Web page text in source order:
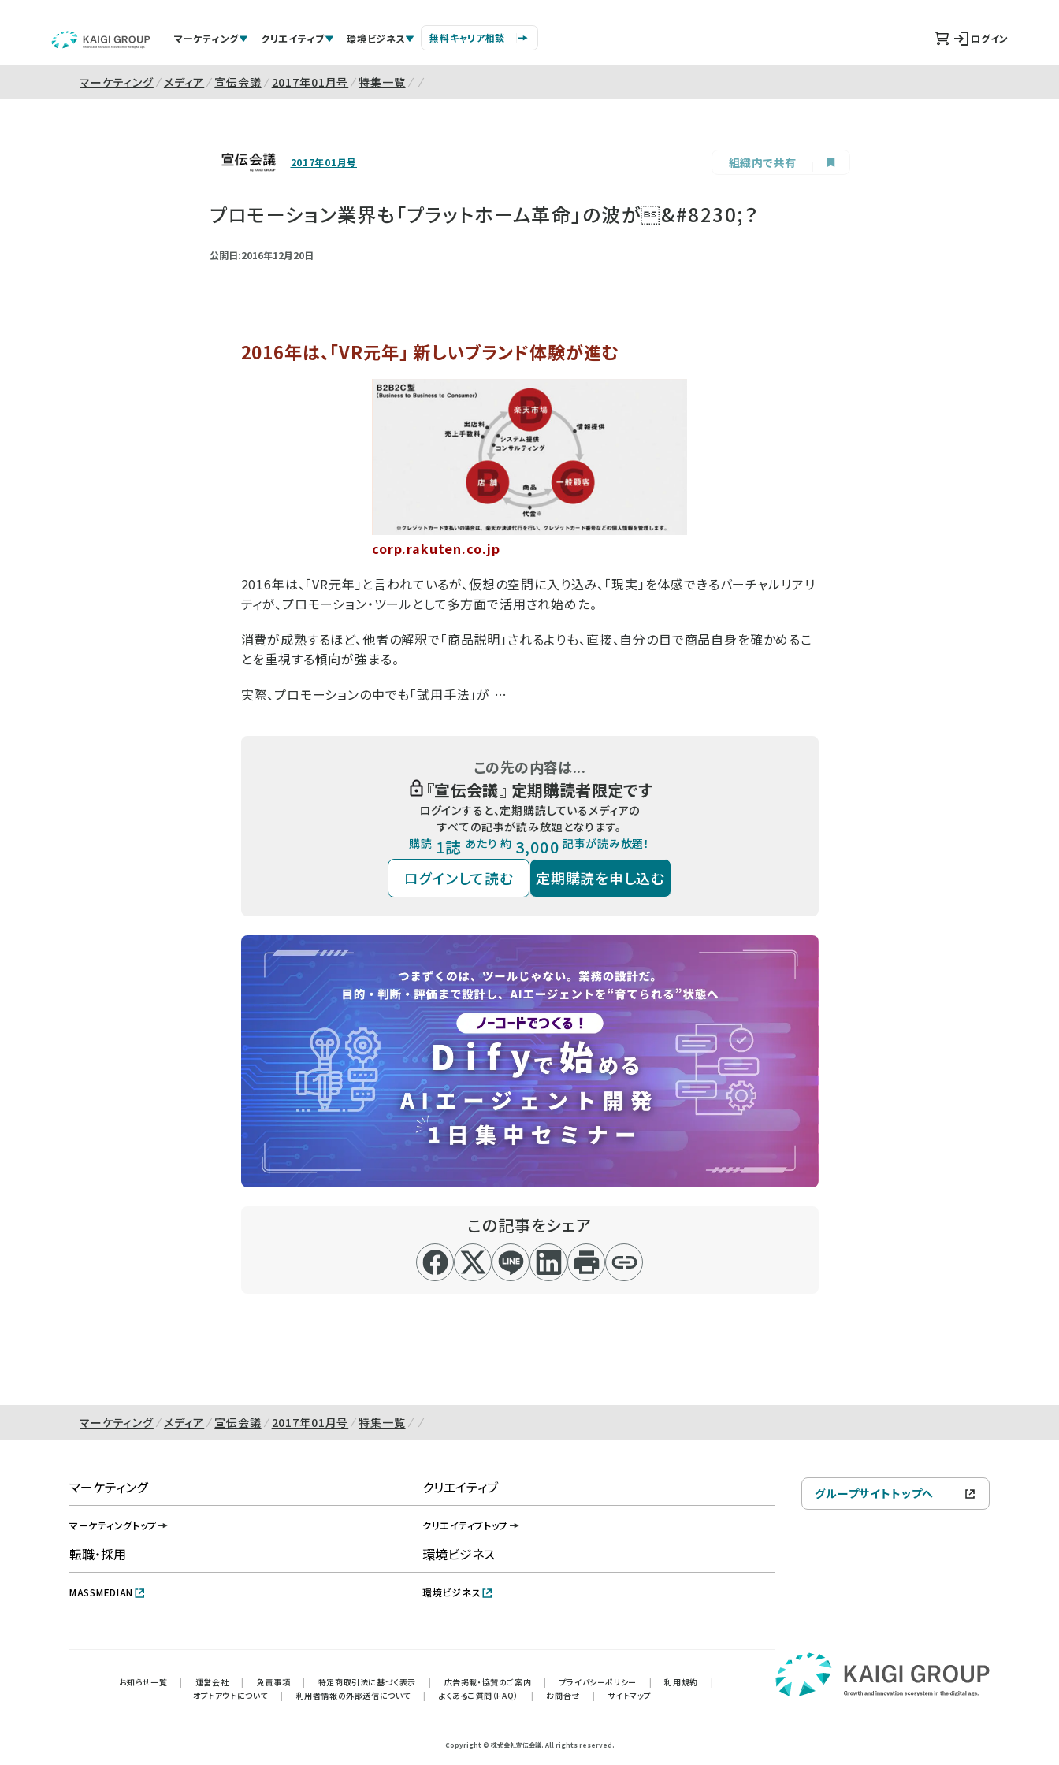
マーケティング クリエイティブ 環境ビジネス 無料キャリア相談 ログイン
マーケティング メディア 宣伝会議 2017年01月号 特集一覧
2017年01月号 組織内で共有
プロモーション業界も「プラットホーム革命」の波が&#8230;？
公開日:2016年12月20日
2016年は、「VR元年」 新しいブランド体験が進む
corp.rakuten.co.jp
2016年は、「VR元年」と言われているが、仮想の空間に入り込み、「現実」を体感できるバーチャルリアリ
ティが、プロモーション・ツールとして多方面で活用され始めた。
消費が成熟するほど、他者の解釈で「商品説明」されるよりも、直接、自分の目で商品自身を確かめるこ
とを重視する傾向が強まる。
実際、プロモーションの中でも「試用手法」が …
この先の内容は...
『宣伝会議』 定期購読者限定です
ログインすると、定期購読しているメディアの
すべての記事が読み放題となります。
購読 1誌 あたり 約 3,000 記事が読み放題！
ログインして読む 定期購読を申し込む
この記事をシェア
マーケティング メディア 宣伝会議 2017年01月号 特集一覧
マーケティング
マーケティングトップ
クリエイティブ
クリエイティブトップ
転職・採用
MASSMEDIAN
環境ビジネス
環境ビジネス
お知らせ一覧 | 運営会社 | 免責事項 | 特定商取引法に基づく表示 | 広告掲載・協賛のご案内 | プライバシーポリシー | 利用規約
|
オプトアウトについて
| 利用者情報の外部送信について | よくあるご質問（FAQ） | お問合せ | サイトマップ
グループサイトトップへ
Copyright © 株式会社宣伝会議. All rights reserved.